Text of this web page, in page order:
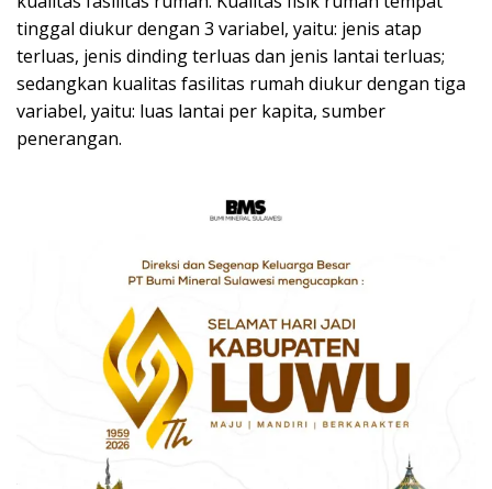
tinggal diukur dengan 3 variabel, yaitu: jenis atap
terluas, jenis dinding terluas dan jenis lantai terluas;
sedangkan kualitas fasilitas rumah diukur dengan tiga
variabel, yaitu: luas lantai per kapita, sumber
penerangan.